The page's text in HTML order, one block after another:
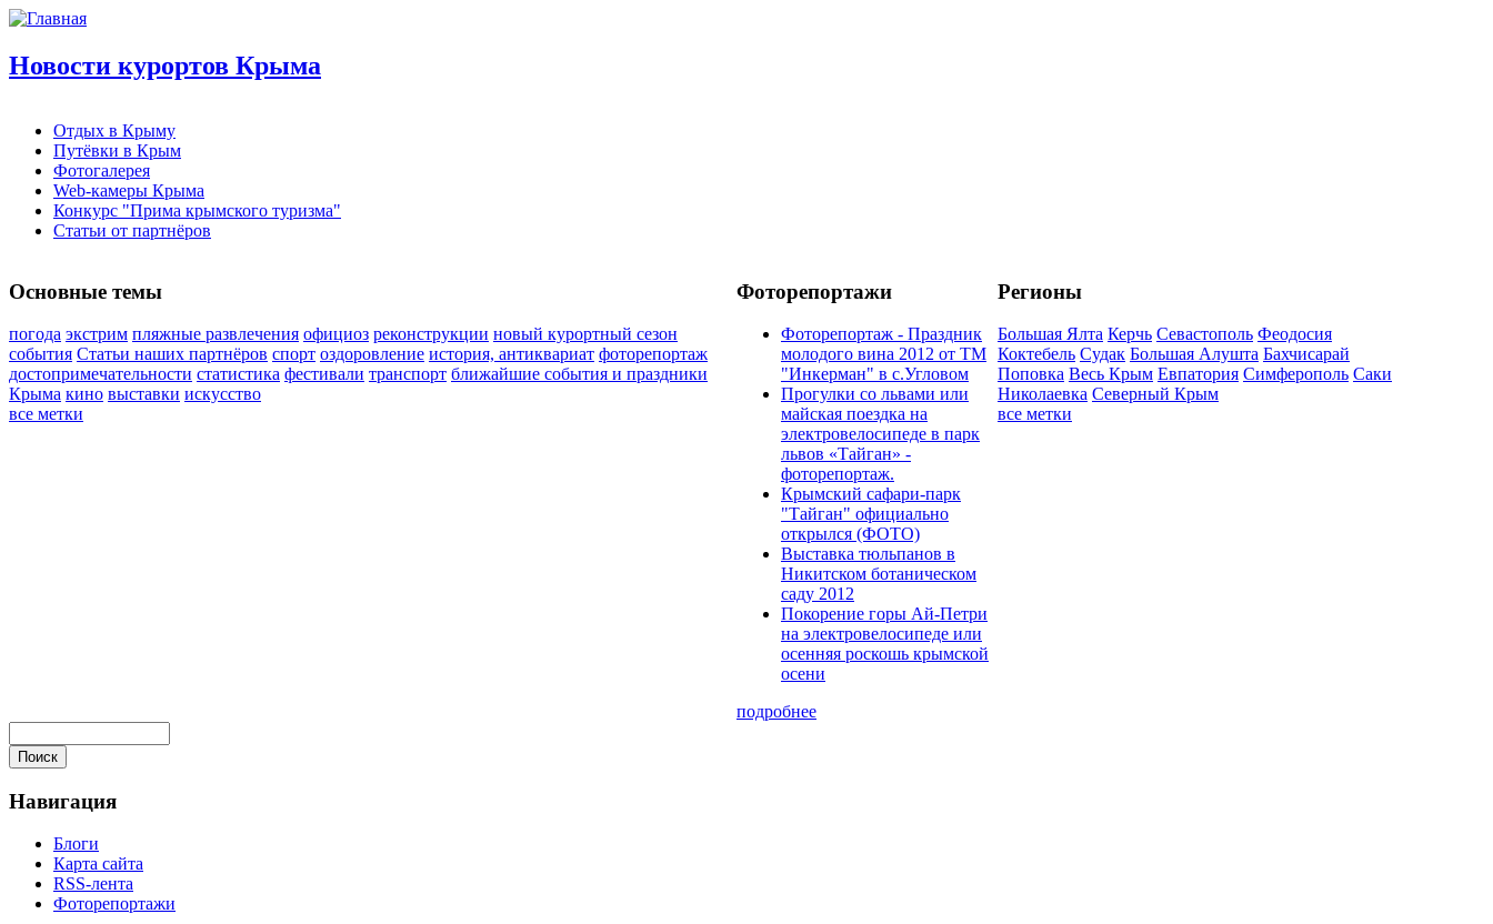
Новости курортов Крыма
Отдых в Крыму
Путёвки в Крым
Фотогалерея
Web-камеры Крыма
Конкурс "Прима крымского туризма"
Статьи от партнёров
Основные темы
погода экстрим пляжные развлечения официоз реконструкции новый курортный сезон
события Статьи наших партнёров спорт оздоровление история, антиквариат фоторепортаж
достопримечательности статистика фестивали транспорт ближайшие события и праздники
Крыма кино выставки искусство
все метки
Фоторепортажи
Фоторепортаж - Праздник
молодого вина 2012 от ТМ
"Инкерман" в с.Угловом
Прогулки cо львами или
майская поездка на
электровелосипеде в парк
львов «Тайган» -
фоторепортаж.
Крымский сафари-парк
"Тайган" официально
открылся (ФОТО)
Выставка тюльпанов в
Никитском ботаническом
саду 2012
Покорение горы Ай-Петри
на электровелосипеде или
осенняя роскошь крымской
осени
подробнее
Регионы
Большая Ялта Керчь Севастополь Феодосия
Коктебель Судак Большая Алушта Бахчисарай
Поповка Весь Крым Евпатория Симферополь Саки
Николаевка Северный Крым
все метки
Навигация
Блоги
Карта сайта
RSS-лента
Фоторепортажи